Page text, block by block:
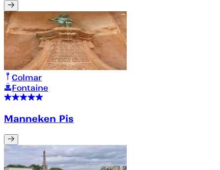
Colmar
Fontaine
Manneken Pis